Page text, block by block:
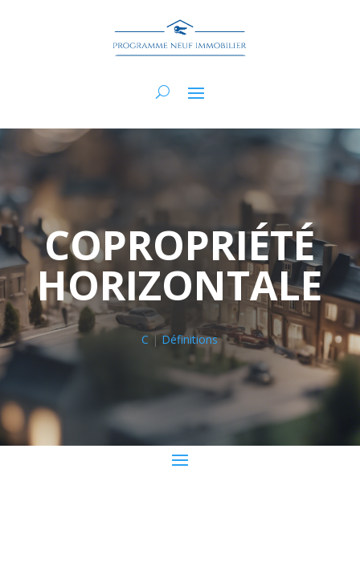
COPROPRIÉTÉ
HORIZONTALE
C |Définitions